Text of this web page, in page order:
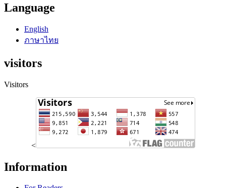
Language
English
ภาษาไทย
visitors
Visitors
<
Information